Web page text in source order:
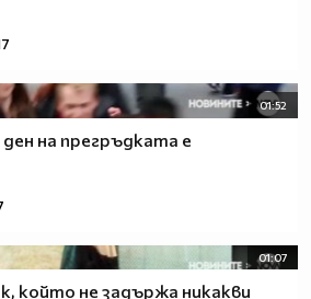
01:52
на прегръдката е
01:07
който не задържа никакви